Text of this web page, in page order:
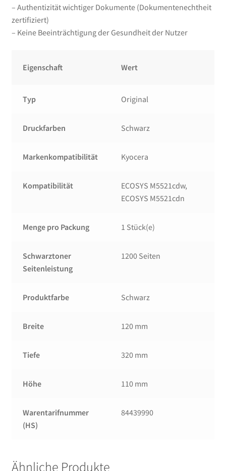
– Authentizität wichtiger Dokumente (Dokumentenechtheit
zertifiziert)
– Keine Beeinträchtigung der Gesundheit der Nutzer
Eigenschaft Wert
Typ Original
Druckfarben Schwarz
Markenkompatibilität Kyocera
Kompatibilität
ECOSYS M5521cdw,
ECOSYS M5521cdn
Menge pro Packung 1 Stück(e)
Schwarztoner
Seitenleistung
1200 Seiten
Produktfarbe Schwarz
Breite 120 mm
Tiefe 320 mm
Höhe 110 mm
Warentarifnummer
(HS)
84439990
Ähnliche Produkte